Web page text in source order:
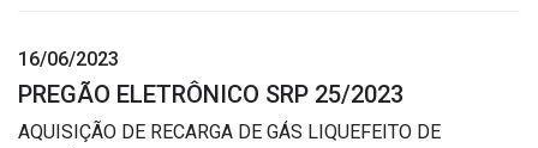
16/06/2023
PREGÃO ELETRÔNICO SRP 25/2023
AQUISIÇÃO DE RECARGA DE GÁS LIQUEFEITO DE